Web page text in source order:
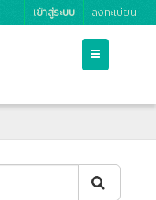
เข้าสู่ระบบ ลงทะเบียน